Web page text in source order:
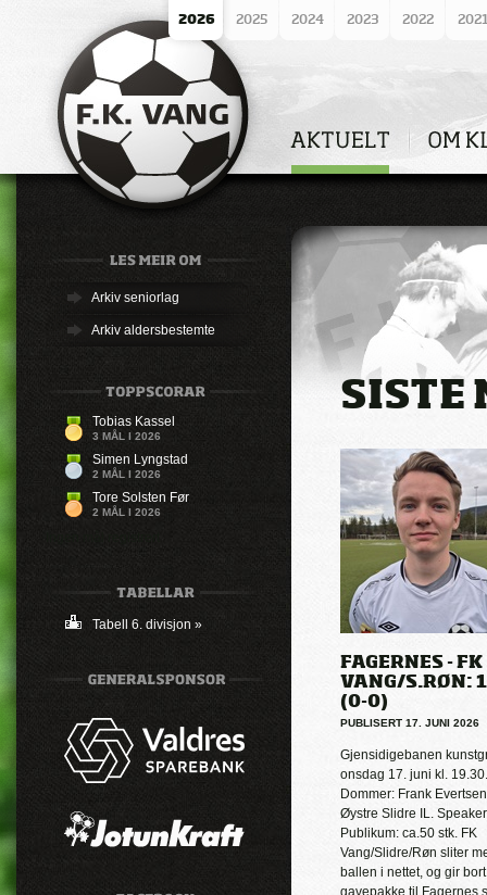
2026 2025 2024 2023 2022
Arkiv seniorlag
Arkiv aldersbestemte
Tobias Kassel
3 MÅL I 2026
Simen Lyngstad
2 MÅL I 2026
Tore Solsten Før
2 MÅL I 2026
Tabell 6. divisjon »
SISTE
FAGERNES - FK
VANG/S.RØN:
(0-0)
PUBLISERT 17. JUNI 2026
Gjensidigebanen
onsdag 17. juni kl. 19.30.
Dommer: Frank
Øystre Slidre IL.
Publikum: ca.50 stk. FK
Vang/Slidre/Røn sliter
ballen i nettet, og gir bort
gavepakke til Fagernes